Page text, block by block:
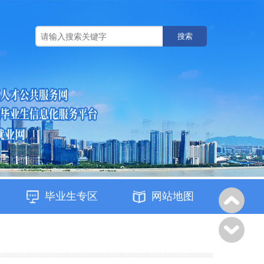
搜索
毕业生专区 网站地图